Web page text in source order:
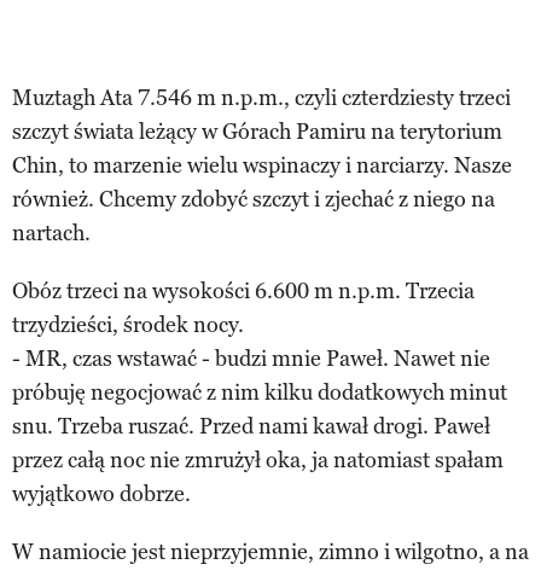
Muztagh Ata 7.546 m n.p.m., czyli czterdziesty trzeci
szczyt świata leżący w Górach Pamiru na terytorium
Chin, to marzenie wielu wspinaczy i narciarzy. Nasze
również. Chcemy zdobyć szczyt i zjechać z niego na
nartach.
Obóz trzeci na wysokości 6.600 m n.p.m. Trzecia
trzydzieści, środek nocy.
- MR, czas wstawać - budzi mnie Paweł. Nawet nie
próbuję negocjować z nim kilku dodatkowych minut
snu. Trzeba ruszać. Przed nami kawał drogi. Paweł
przez całą noc nie zmrużył oka, ja natomiast spałam
wyjątkowo dobrze.
W namiocie jest nieprzyjemnie, zimno i wilgotno, a na